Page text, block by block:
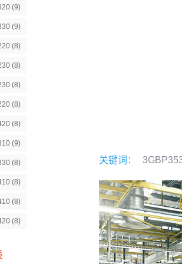
(9)
(9)
(8)
(8)
(8)
(8)
(8)
(9)
(8)
(8)
(8)
(8)
关键词：